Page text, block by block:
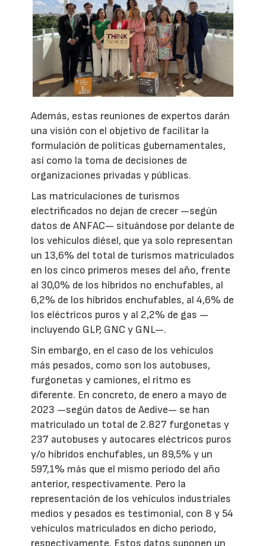
Además, estas reuniones de expertos darán
una visión con el objetivo de facilitar la
formulación de políticas gubernamentales,
así como la toma de decisiones de
organizaciones privadas y públicas.
Las matriculaciones de turismos
electrificados no dejan de crecer —según
datos de ANFAC— situándose por delante de
los vehículos diésel, que ya solo representan
un 13,6% del total de turismos matriculados
en los cinco primeros meses del año, frente
al 30,0% de los híbridos no enchufables, al
6,2% de los híbridos enchufables, al 4,6% de
los eléctricos puros y al 2,2% de gas —
incluyendo GLP, GNC y GNL—.
Sin embargo, en el caso de los vehículos
más pesados, como son los autobuses,
furgonetas y camiones, el ritmo es
diferente. En concreto, de enero a mayo de
2023 —según datos de Aedive— se han
matriculado un total de 2.827 furgonetas y
237 autobuses y autocares eléctricos puros
y/o híbridos enchufables, un 89,5% y un
597,1% más que el mismo periodo del año
anterior, respectivamente. Pero la
representación de los vehículos industriales
medios y pesados es testimonial, con 8 y 54
vehículos matriculados en dicho periodo,
respectivamente. Estos datos suponen un